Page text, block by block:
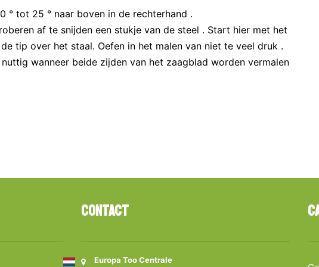
° tot 25 ° naar boven in de rechterhand .
af te snijden een stukje van de steel . Start hier met het
tip over het staal. Oefen in het malen van niet te veel druk .
wanneer beide zijden van het zaagblad worden vermalen
Contact
Europa Too Centrale